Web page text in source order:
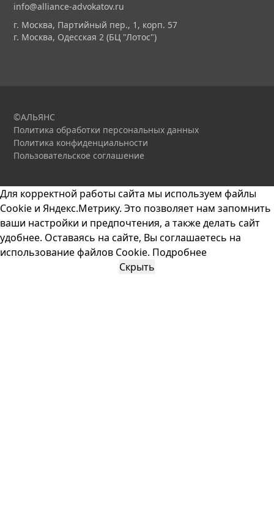
info@alliance-advokatov.ru
г. Москва, Партийный пер., 1, корп. 57
г. Москва, Одесская 2 (БЦ "Лотос")
©АЛЬЯНС
Политика обработки персональных данных
Политика конфиденциальности
Пользовательское соглашение
Для корректной работы сайта мы используем файлы
Cookie и Яндекс.Метрику. Это позволяет нам запомнить
ваши настройки и предпочтения, а также делать сайт
удобнее. Оставаясь на сайте, Вы соглашаетесь на
использование файлов Cookie. Подробнее
Скрыть